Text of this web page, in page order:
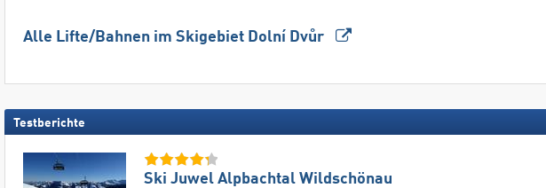
Alle Lifte/Bahnen im Skigebiet Dolní Dvůr
Testberichte
Ski Juwel Alpbachtal Wildschönau